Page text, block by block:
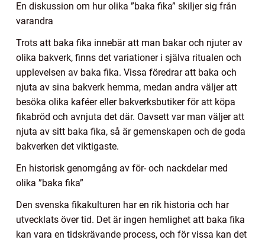
En diskussion om hur olika ”baka fika” skiljer sig från
varandra
Trots att baka fika innebär att man bakar och njuter av
olika bakverk, finns det variationer i själva ritualen och
upplevelsen av baka fika. Vissa föredrar att baka och
njuta av sina bakverk hemma, medan andra väljer att
besöka olika kaféer eller bakverksbutiker för att köpa
fikabröd och avnjuta det där. Oavsett var man väljer att
njuta av sitt baka fika, så är gemenskapen och de goda
bakverken det viktigaste.
En historisk genomgång av för- och nackdelar med
olika ”baka fika”
Den svenska fikakulturen har en rik historia och har
utvecklats över tid. Det är ingen hemlighet att baka fika
kan vara en tidskrävande process, och för vissa kan det